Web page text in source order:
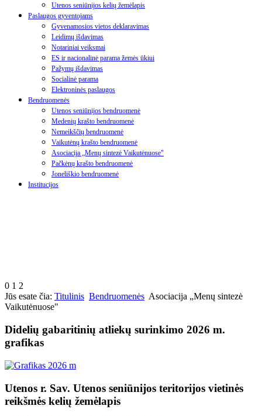
Utenos seniūnijos kelių žemėlapis
Paslaugos gyventojams
Gyvenamosios vietos deklaravimas
Leidimų išdavimas
Notariniai veiksmai
ES ir nacionalinė parama žemės ūkiui
Pažymų išdavimas
Socialinė parama
Elektroninės paslaugos
Bendruomenės
Utenos seniūnijos bendruomenė
Medenių krašto bendruomenė
Nemeikščių bendruomenė
Vaikutėnų krašto bendruomenė
Asociacija „Menų sintezė Vaikutėnuose"
Pačkėnų krašto bendruomenė
Joneliškio bendruomenė
Institucijos
0 1 2
Jūs esate čia: Titulinis Bendruomenės Asociacija „Menų sintezė
Vaikutėnuose"
Didelių gabaritinių atliekų surinkimo 2026 m.
grafikas
Utenos r. Sav. Utenos seniūnijos teritorijos vietinės
reikšmės kelių žemėlapis